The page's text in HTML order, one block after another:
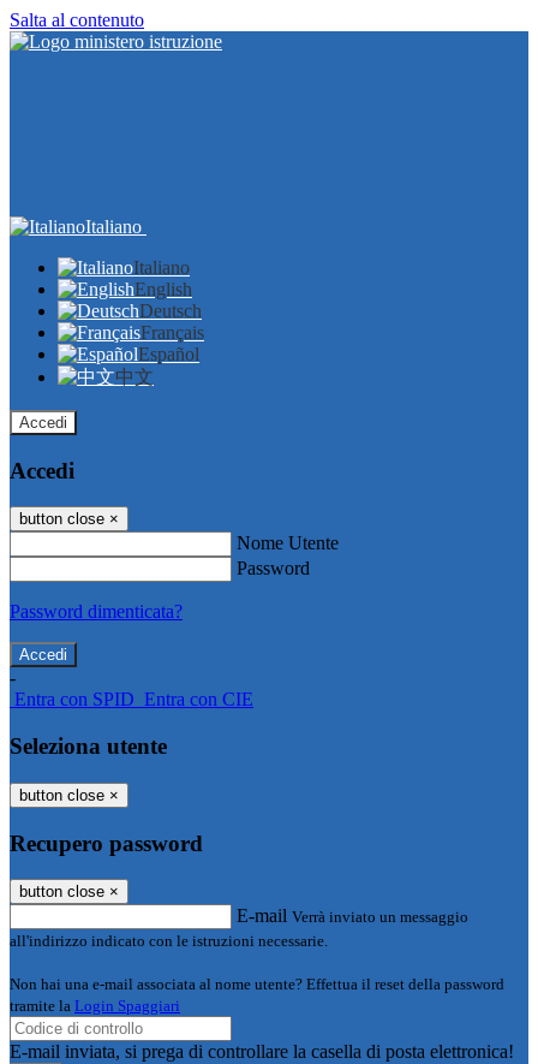
Salta al contenuto
Italiano
Italiano
English
Deutsch
Français
Español
中文
Accedi
Accedi
button close ×
Nome Utente
Password
Password dimenticata?
-
Entra con SPID Entra con CIE
Seleziona utente
button close ×
Recupero password
button close ×
E-mail Verrà inviato un messaggio
all'indirizzo indicato con le istruzioni necessarie.
Non hai una e-mail associata al nome utente? Effettua il reset della password
tramite la Login Spaggiari
E-mail inviata, si prega di controllare la casella di posta elettronica!